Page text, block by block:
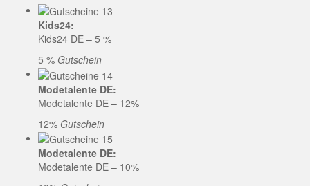
Kids24:
Kids24 DE – 5 %
5 % Gutschein
Modetalente DE:
Modetalente DE – 12%
12% Gutschein
Modetalente DE:
Modetalente DE – 10%